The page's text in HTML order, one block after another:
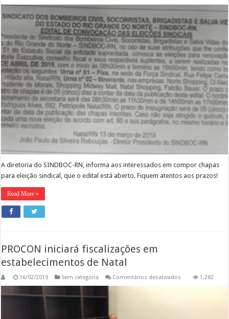
edital
eleições
sindicais
A diretoria do SINDBOC-RN, informa aos interessados em compor chapas
para eleição sindical, que o edital está aberto. Fiquem atentos aos prazos!
Read More »
PROCON iniciará fiscalizações em
estabelecimentos de Natal
16/02/2019 Sem categoria Comentários desativados 1,282